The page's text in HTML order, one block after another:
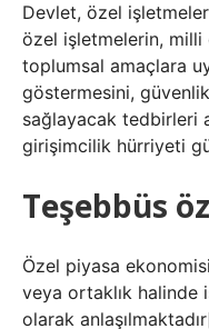
Devlet, özel
özel işletmelerin,
toplumsal amaçlara
göstermesini, güvenlik
sağlayacak tedbirleri
girişimcilik hürriyeti
Teşebbüs
Özel piyasa
veya ortaklık halinde
olarak